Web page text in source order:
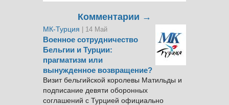
Комментарии →
МК-Турция | 14 Май
Военное сотрудничество
Бельгии и Турции:
прагматизм или
вынужденное возвращение?
Визит бельгийской королевы Матильды и
подписание девяти оборонных
соглашений с Турцией официально